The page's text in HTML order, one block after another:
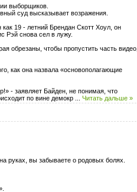
выборщиков.
суд высказывает возражения.
19 - летний Брендан Скотт Хоул, он
Рэй снова сел в лужу.
обрезаны, чтобы пропустить часть видео,
как она назвала «основополагающие
- заявляет Байден, не понимая, что
по вине демокр
Читать дальше »
руках, вы забываете о родовых болях.